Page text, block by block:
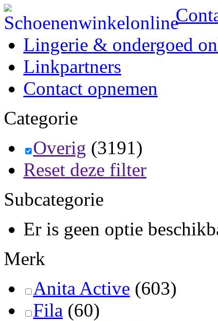
Lingerie & ondergoed
Linkpartners
Contact opnemen
Categorie
Overig (3191)
Reset deze filter
Subcategorie
Er is geen optie
Merk
Anita Active (603)
Fila (60)